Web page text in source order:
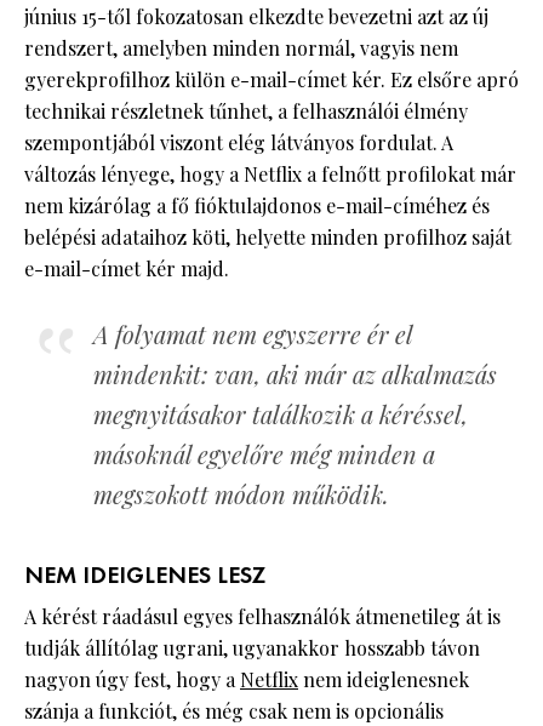
június 15-től fokozatosan elkezdte bevezetni azt az új
rendszert, amelyben minden normál, vagyis nem
gyerekprofilhoz külön e-mail-címet kér. Ez elsőre apró
technikai részletnek tűnhet, a felhasználói élmény
szempontjából viszont elég látványos fordulat. A
változás lényege, hogy a Netflix a felnőtt profilokat már
nem kizárólag a fő fióktulajdonos e-mail-címéhez és
belépési adataihoz köti, helyette minden profilhoz saját
e-mail-címet kér majd.
A folyamat nem egyszerre ér el
mindenkit: van, aki már az alkalmazás
megnyitásakor találkozik a kéréssel,
másoknál egyelőre még minden a
megszokott módon működik.
NEM IDEIGLENES LESZ
A kérést ráadásul egyes felhasználók átmenetileg át is
tudják állítólag ugrani, ugyanakkor hosszabb távon
nagyon úgy fest, hogy aNetflixnem ideiglenesnek
szánja a funkciót, és még csak nem is opcionális